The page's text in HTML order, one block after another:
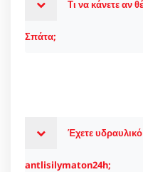
Τι να κάνετε αν
Σπάτα;
Έχετε υδραυλικό
antlisilymaton24h;